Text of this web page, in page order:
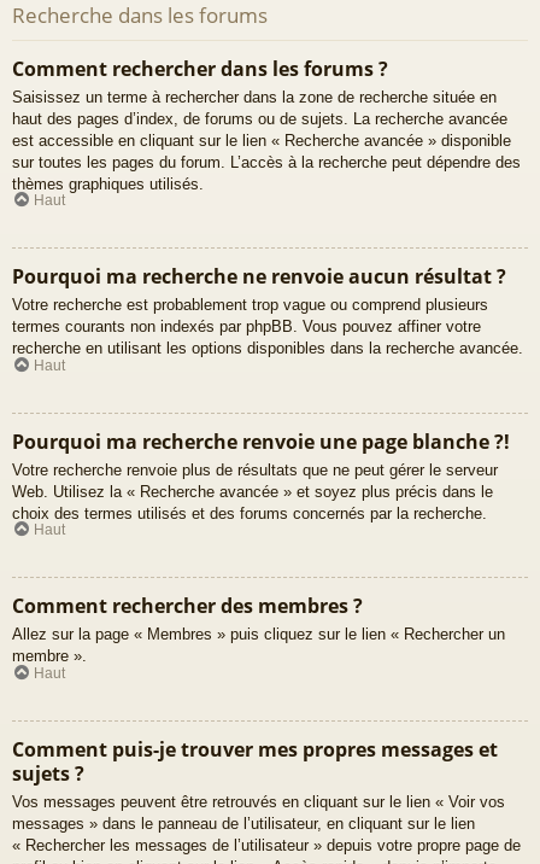
Recherche dans les forums
Comment rechercher dans les forums ?
Saisissez un terme à rechercher dans la zone de recherche située en
haut des pages d’index, de forums ou de sujets. La recherche avancée
est accessible en cliquant sur le lien « Recherche avancée » disponible
sur toutes les pages du forum. L’accès à la recherche peut dépendre des
thèmes graphiques utilisés.
Haut
Pourquoi ma recherche ne renvoie aucun résultat ?
Votre recherche est probablement trop vague ou comprend plusieurs
termes courants non indexés par phpBB. Vous pouvez affiner votre
recherche en utilisant les options disponibles dans la recherche avancée.
Haut
Pourquoi ma recherche renvoie une page blanche ?!
Votre recherche renvoie plus de résultats que ne peut gérer le serveur
Web. Utilisez la « Recherche avancée » et soyez plus précis dans le
choix des termes utilisés et des forums concernés par la recherche.
Haut
Comment rechercher des membres ?
Allez sur la page « Membres » puis cliquez sur le lien « Rechercher un
membre ».
Haut
Comment puis-je trouver mes propres messages et
sujets ?
Vos messages peuvent être retrouvés en cliquant sur le lien « Voir vos
messages » dans le panneau de l’utilisateur, en cliquant sur le lien
« Rechercher les messages de l’utilisateur » depuis votre propre page de